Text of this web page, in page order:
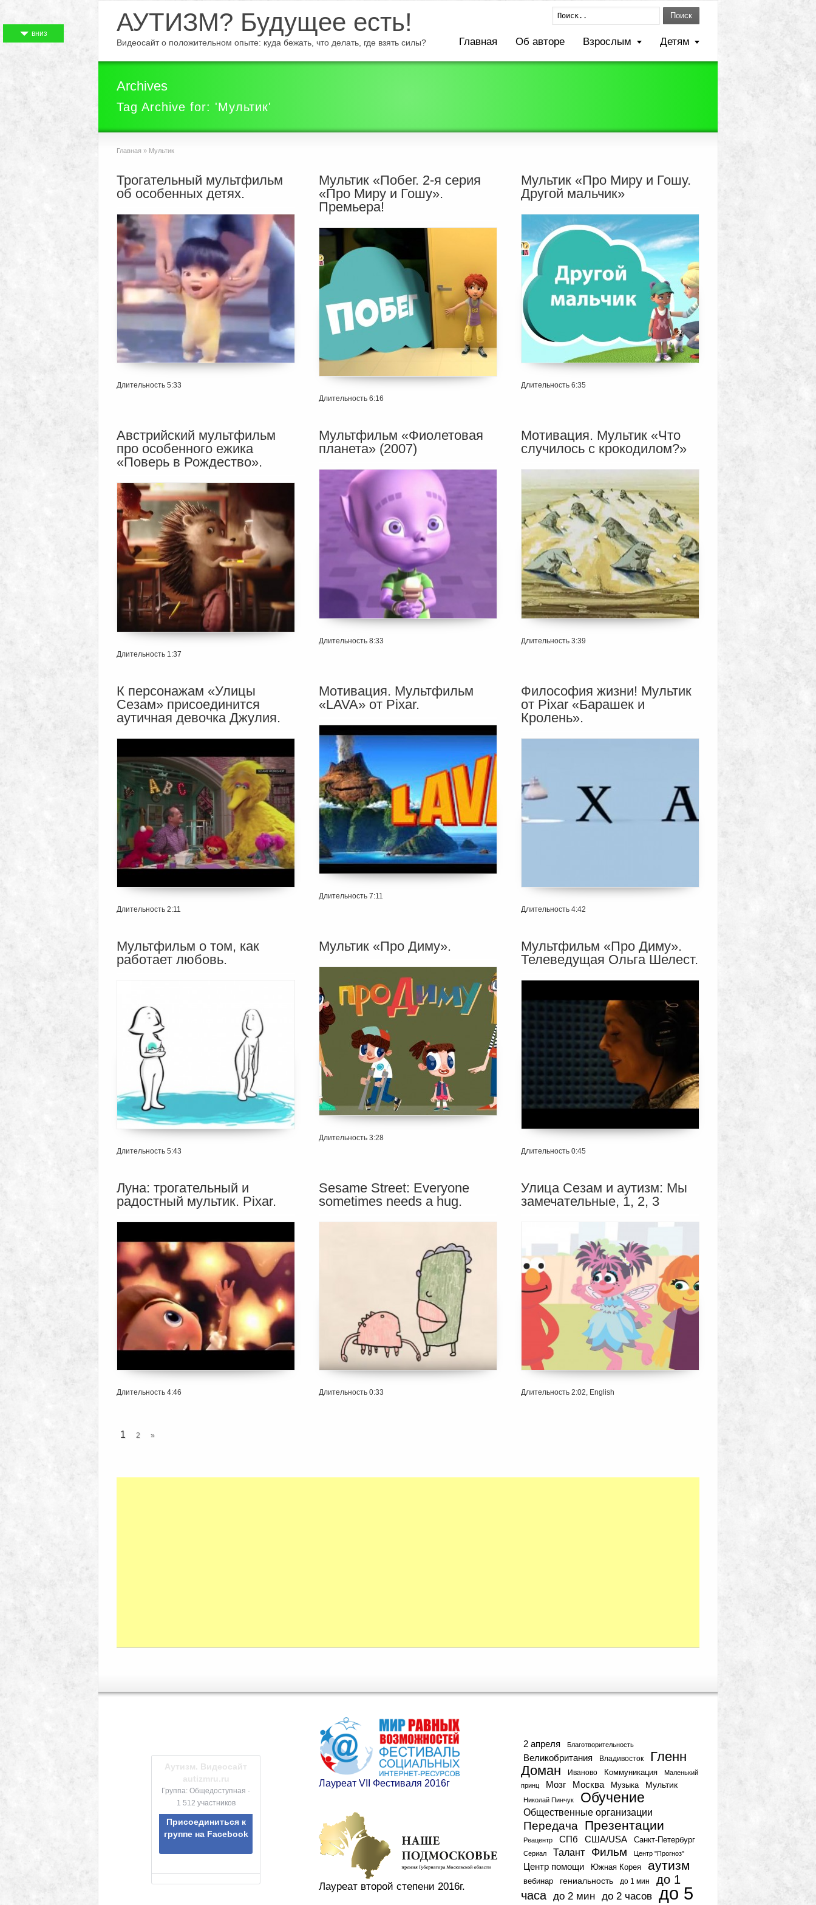
АУТИЗМ? Будущее есть!
Видеосайт о положительном опыте: куда бежать, что делать, где взять силы?
Поиск
Главная Об авторе Взрослым Детям
Archives
Tag Archive for: 'Мультик'
Главная » Мультик
Трогательный мультфильм
об особенных детях.
Длительность 5:33
Мультик «Побег. 2-я серия
«Про Миру и Гошу».
Премьера!
Длительность 6:16
Мультик «Про Миру и Гошу.
Другой мальчик»
Длительность 6:35
Австрийский мультфильм
про особенного ежика
«Поверь в Рождество».
Длительность 1:37
Мультфильм «Фиолетовая
планета» (2007)
Длительность 8:33
Мотивация. Мультик «Что
случилось с крокодилом?»
Длительность 3:39
К персонажам «Улицы
Сезам» присоединится
аутичная девочка Джулия.
Длительность 2:11
Мотивация. Мультфильм
«LAVA» от Pixar.
Длительность 7:11
Философия жизни! Мультик
от Pixar «Барашек и
Кролень».
Длительность 4:42
Мультфильм о том, как
работает любовь.
Длительность 5:43
Мультик «Про Диму».
Длительность 3:28
Мультфильм «Про Диму».
Телеведущая Ольга Шелест.
Длительность 0:45
Луна: трогательный и
радостный мультик. Pixar.
Длительность 4:46
Sesame Street: Everyone
sometimes needs a hug.
Длительность 0:33
Улица Сезам и аутизм: Мы
замечательные, 1, 2, 3
Длительность 2:02, English
1 2 »
Аутизм. Видеосайт
autizmru.ru
Группа: Общедоступная ·
1 512 участников
Присоединиться к
группе на Facebook
Лауреат VII Фестиваля 2016г
Лауреат второй степени 2016г.
2 апреля Благотворительность
Великобритания Владивосток
Гленн
Доман
Иваново Коммуникация
Маленький
принц
Мозг Москва Музыка Мультик
Николай Пинчук Обучение
Общественные организации
Передача Презентации
Реацентр СПб США/USA Санкт-Петербург
Сериал Талант Фильм Центр "Прогноз"
Центр помощи Южная Корея аутизм
вебинар гениальность до 1 мин
до 1
часа
до 2 мин до 2 часов до 5
вниз